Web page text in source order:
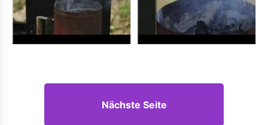
Nächste Seite